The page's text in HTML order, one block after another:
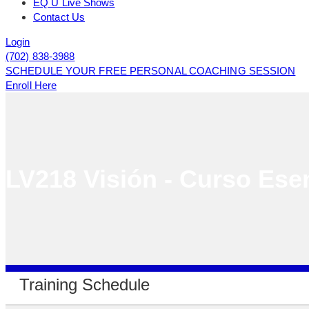
EQ U Live Shows
Contact Us
Login
(702) 838-3988
SCHEDULE YOUR FREE PERSONAL COACHING SESSION
Enroll Here
Training Schedule